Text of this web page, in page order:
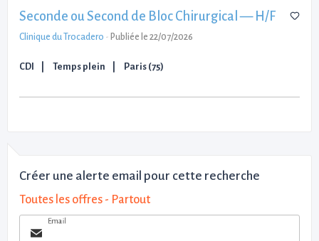
Seconde ou Second de Bloc Chirurgical — H/F
Clinique du Trocadero - Publiée le 22/07/2026
CDI Temps plein Paris (75)
Créer une alerte email pour cette recherche
Toutes les offres - Partout
Email